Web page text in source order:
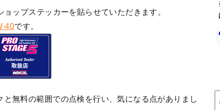
ップステッカーを貼らせていただきます。
40です。
無料の範囲での点検を行い、気になる点がありまし